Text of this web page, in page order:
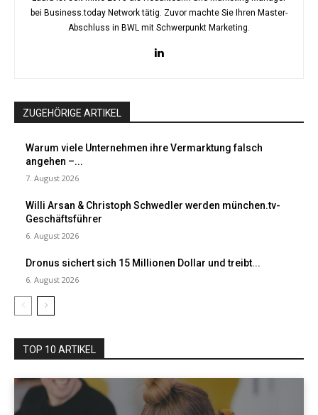
bei Business.today Network tätig. Zuvor machte Sie Ihren Master-
Abschluss in BWL mit Schwerpunkt Marketing.
ZUGEHÖRIGE ARTIKEL
Warum viele Unternehmen ihre Vermarktung falsch
angehen –...
7. August 2026
Willi Arsan & Christoph Schwedler werden münchen.tv-
Geschäftsführer
6. August 2026
Dronus sichert sich 15 Millionen Dollar und treibt...
6. August 2026
TOP 10 ARTIKEL